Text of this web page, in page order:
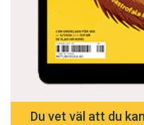
Du vet väl att du